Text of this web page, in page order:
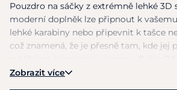
Pouzdro na sáčky z extrémně lehké 3D
moderní doplněk lze připnout k
lehké karabiny nebo připevnit k tašce
což znamená, že je přesně tam, kde jej
Zobrazit více